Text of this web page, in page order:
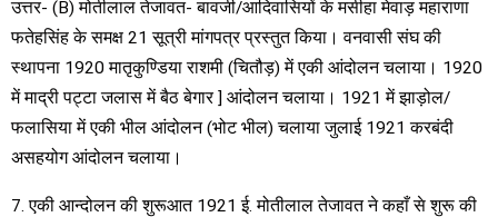
उत्तर- (B) मोतीलाल तेजावत- बावजी/आदिवासियों के मसीहा मेवाड़ महाराणा
फतेहसिंह के समक्ष 21 सूत्री मांगपत्र प्रस्तुत किया। वनवासी संघ की
स्थापना 1920 मातृकुण्डिया राशमी (चितौड़) में एकी आंदोलन चलाया। 1920
में माद्री पट्टा जलास में बैठ बेगार ] आंदोलन चलाया। 1921 में झाड़ोल/
फलासिया में एकी भील आंदोलन (भोट भील) चलाया जुलाई 1921 करबंदी
असहयोग आंदोलन चलाया।
7. एकी आन्दोलन की शुरूआत 1921 ई. मोतीलाल तेजावत ने कहाँ से शुरू की